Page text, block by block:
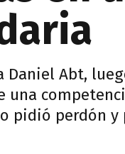
Daniel Abt,
una
pidió perdón